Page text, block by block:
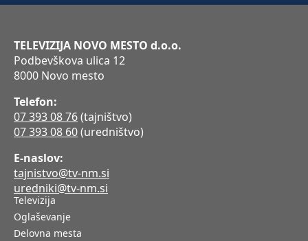
TELEVIZIJA NOVO MESTO d.o.o.
Podbevškova ulica 12
8000 Novo mesto
Telefon:
07 393 08 76(tajništvo)
07 393 08 60(uredništvo)
E-naslov:
tajnistvo@tv-nm.si
uredniki@tv-nm.si
Televizija
Oglaševanje
Delovna mesta